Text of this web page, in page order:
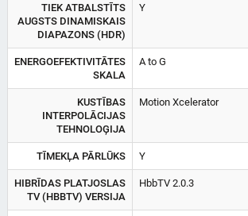
TIEK ATBALSTĪTS
AUGSTS DINAMISKAIS
DIAPAZONS (HDR)
Y
ENERGOEFEKTIVITĀTES
SKALA
A to G
KUSTĪBAS
INTERPOLĀCIJAS
TEHNOLOĢIJA
Motion Xcelerator
TĪMEKĻA PĀRLŪKS Y
HIBRĪDAS PLATJOSLAS
TV (HBBTV) VERSIJA
HbbTV 2.0.3